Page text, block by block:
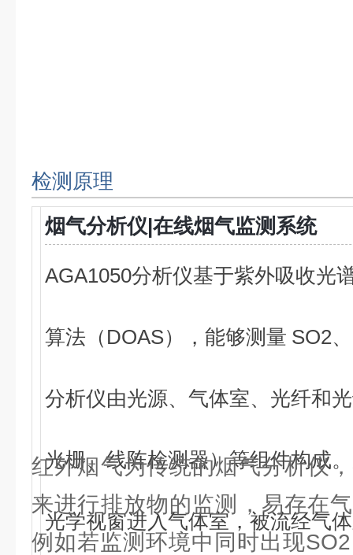
检测原理
烟气分析仪|在线烟气监测系统
AGA1050分析仪基于紫外吸收光
算法（DOAS），能够测量 SO2
分析仪由光源、气体室、光纤和
光栅、线阵检测器）等组件构成
光学视窗进入气体室，被流经气
红外烟气为传统的烟气分析仪
来进行排放物的监测，易存在
例如若监测环境中同时出现